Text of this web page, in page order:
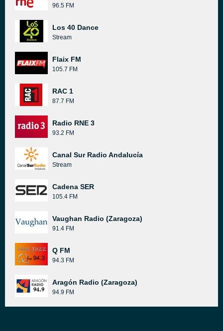
96.5 FM
Los 40 Dance
Stream
Flaix FM
105.7 FM
RAC 1
87.7 FM
Radio RNE 3
93.2 FM
Canal Sur Radio Andalucía
Stream
Cadena SER
105.4 FM
Vaughan Radio (Zaragoza)
91.4 FM
Q FM
94.3 FM
Aragón Radio (Zaragoza)
94.9 FM